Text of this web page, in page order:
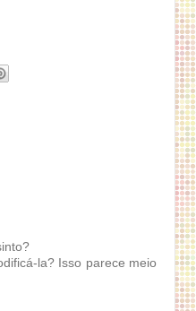
la? Isso parece meio